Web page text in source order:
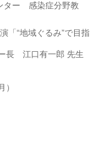
ター 感染症分野教
「“地域ぐるみ”で目指
長 江口有一郎 先生